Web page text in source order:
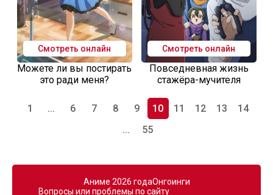
Смотреть онлайн
Можете ли вы постирать
это ради меня?
Смотреть онлайн
Повседневная жизнь
стажёра-мучителя
1 ... 6 7 8 9 10 11 12 13
14
...
55
Аниме 2026 годаОнгоинги
Вопросы или проблемы по сайту